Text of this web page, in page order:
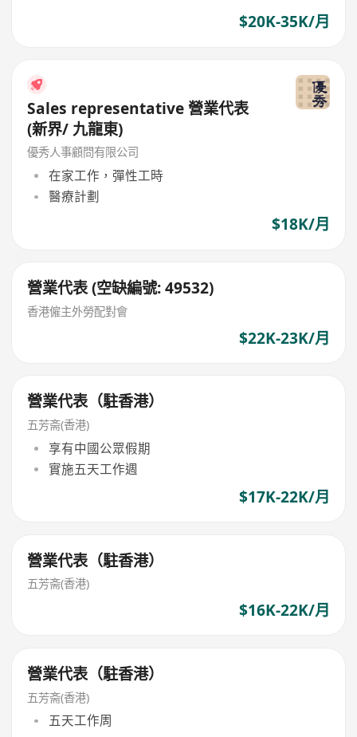
$20K-35K/月
Sales representative 營業代表
(新界/ 九龍東)
優秀人事顧問有限公司
在家工作，彈性工時
醫療計劃
$18K/月
營業代表 (空缺編號: 49532)
香港僱主外勞配對會
$22K-23K/月
營業代表（駐香港）
五芳斋(香港)
享有中國公眾假期
實施五天工作週
$17K-22K/月
營業代表（駐香港）
五芳斋(香港)
$16K-22K/月
營業代表（駐香港）
五芳斋(香港)
五天工作周